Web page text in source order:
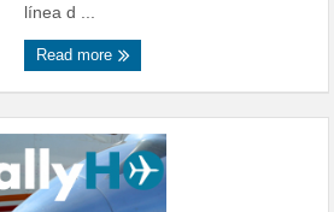
línea d ...
Read more